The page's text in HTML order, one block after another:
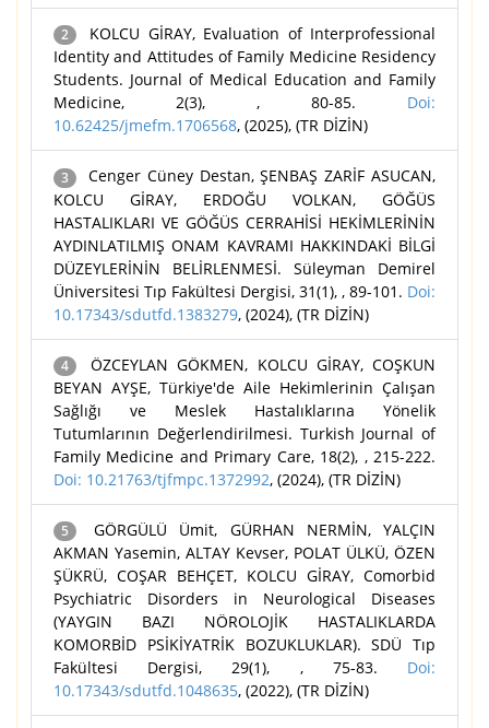
2
KOLCU GİRAY, Evaluation of Interprofessional
Identity and Attitudes of Family Medicine Residency
Students. Journal of Medical Education and Family
Medicine, 2(3), , 80-85. Doi:
10.62425/jmefm.1706568, (2025), (TR DİZİN)
3
Cenger Cüney Destan, ŞENBAŞ ZARİF ASUCAN,
KOLCU GİRAY, ERDOĞU VOLKAN, GÖĞÜS
HASTALIKLARI VE GÖĞÜS CERRAHİSİ HEKİMLERİNİN
AYDINLATILMIŞ ONAM KAVRAMI HAKKINDAKİ BİLGİ
DÜZEYLERİNİN BELİRLENMESİ. Süleyman Demirel
Üniversitesi Tıp Fakültesi Dergisi, 31(1), , 89-101. Doi:
10.17343/sdutfd.1383279, (2024), (TR DİZİN)
4
ÖZCEYLAN GÖKMEN, KOLCU GİRAY, COŞKUN
BEYAN AYŞE, Türkiye'de Aile Hekimlerinin Çalışan
Sağlığı ve Meslek Hastalıklarına Yönelik
Tutumlarının Değerlendirilmesi. Turkish Journal of
Family Medicine and Primary Care, 18(2), , 215-222.
Doi: 10.21763/tjfmpc.1372992, (2024), (TR DİZİN)
5
GÖRGÜLÜ Ümit, GÜRHAN NERMİN, YALÇIN
AKMAN Yasemin, ALTAY Kevser, POLAT ÜLKÜ, ÖZEN
ŞÜKRÜ, COŞAR BEHÇET, KOLCU GİRAY, Comorbid
Psychiatric Disorders in Neurological Diseases
(YAYGIN BAZI NÖROLOJİK HASTALIKLARDA
KOMORBİD PSİKİYATRİK BOZUKLUKLAR). SDÜ Tıp
Fakültesi Dergisi, 29(1), , 75-83. Doi:
10.17343/sdutfd.1048635, (2022), (TR DİZİN)